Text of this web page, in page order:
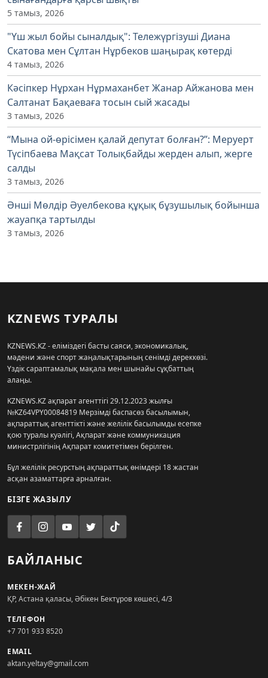
5 тамыз, 2026
"Үш жыл бойы сыналдық": Тележүргізуші Диана
Скатова мен Сұлтан Нұрбеков шаңырақ көтерді
4 тамыз, 2026
Кәсіпкер Нұрхан Нұрмаханбет Жанар Айжанова мен
Салтанат Бақаеваға тосын сый жасады
3 тамыз, 2026
“Мына ой-өрісімен қалай депутат болған?”: Меруерт
Түсіпбаева Мақсат Толықбайды жерден алып, жерге
салды
3 тамыз, 2026
Әнші Мөлдір Әуелбекова құқық бұзушылық бойынша
жауапқа тартылды
3 тамыз, 2026
KZNEWS ТУРАЛЫ
KZNEWS.KZ - еліміздегі басты саяси, экономикалық,
мәдени және спорт жаңалықтарының сенімді дереккөзі.
Үздік сараптамалық мақала мен шынайы сұқбаттың
алаңы.
KZNEWS.KZ ақпарат агенттігі 29.12.2023 жылғы
№KZ64VPY00084819 Мерзімді баспасөз басылымын,
ақпараттық агенттікті және желілік басылымды есепке
қою туралы куәлігі, Ақпарат және коммуникация
министрлігінің Ақпарат комитетімен берілген.
Бұл желілік ресурстың ақпараттық өнімдері 18 жастан
асқан азаматтарға арналған.
БІЗГЕ ЖАЗЫЛУ
БАЙЛАНЫС
МЕКЕН-ЖАЙ
ҚР, Астана қаласы, Әбікен Бектұров көшесі, 4/3
ТЕЛЕФОН
+7 701 933 8520
EMAIL
aktan.yeltay@gmail.com